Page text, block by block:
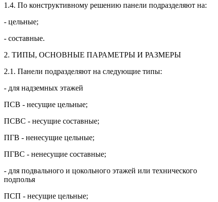
1.4. По конструктивному решению панели подразделяют на:
- цельные;
- составные.
2. ТИПЫ, ОСНОВНЫЕ ПАРАМЕТРЫ И РАЗМЕРЫ
2.1. Панели подразделяют на следующие типы:
- для надземных этажей
ПСВ - несущие цельные;
ПСВС - несущие составные;
ПГВ - ненесущие цельные;
ПГВС - ненесущие составные;
- для подвального и цокольного этажей или технического
подполья
ПСП - несущие цельные;